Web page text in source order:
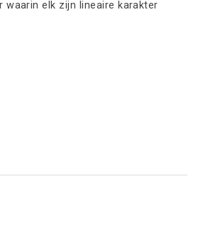
elk zijn lineaire karakter